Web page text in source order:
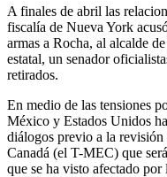
A finales de abril las
fiscalía de Nueva York
armas a Rocha, al alcalde
estatal, un senador
retirados.
En medio de las tensiones
México y Estados Unidos
diálogos previo a la
Canadá (el T-MEC) que
que se ha visto afectado